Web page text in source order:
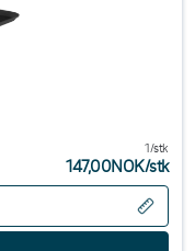
1/stk
147,00NOK/stk